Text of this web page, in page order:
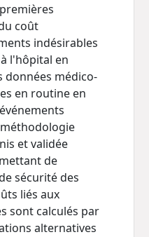
coût
indésirables
l'hôpital en
données médico-
en routine en
et validée
de
sécurité des
liés aux
sont calculés par
alternatives